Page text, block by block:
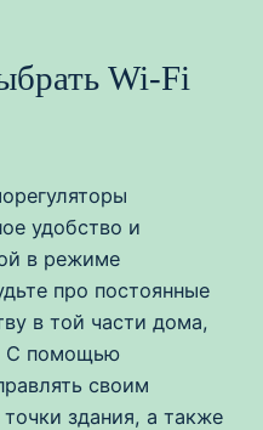
Wi-Fi
удобство и
в режиме
про постоянные
в той части дома,
С помощью
своим
здания, а также